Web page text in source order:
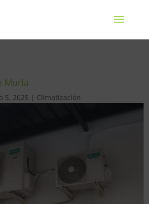
Murla
5, 2025 | Climatización